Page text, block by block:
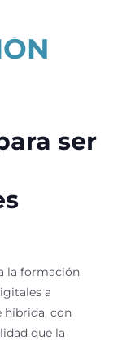
ser
la formación
a
híbrida, con
que la